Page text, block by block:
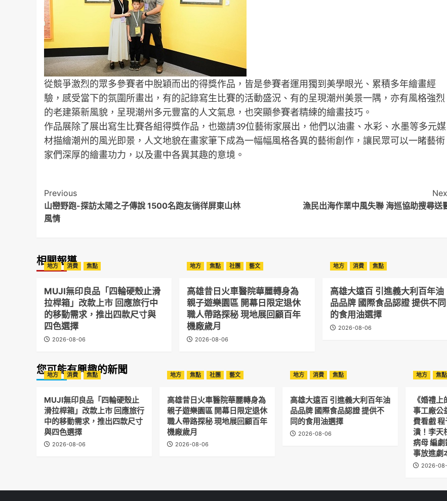
從競爭激烈的眾多參賽者中脫穎而出的得獎作品，皆是參賽者運用獨到美學眼光、累積多年繪畫經
驗，感受當下的氛圍所畫出，有的記錄寫生比賽的活動盛況、有的呈現潮州美景一隅，亦有風格強烈
的老建築新風貌，呈現潮州多元豐富的人文氣息，也突顯參賽者精練的繪畫技巧。
作品展除了展出寫生比賽各組得獎作品，也邀請39位藝術家展出，他們以油畫、水彩、水墨等多元媒
材描繪潮州的風光即景，人文地貌在畫家筆下成為一幅幅風格各異的藝術創作，讓民眾可以一睹藝術
家們深厚的繪畫功力，以及畫中各異其趣的意境。
Post
Navigation
Previous
山巒野跑-探訪太陽之子傳說 1500名跑友徜徉屏東山林
風情
漁民出海作業中風失聯 海巡協助搜尋送
相關報導
地方 消費 焦點
MUJI無印良品「四輪硬殼止滑
拉桿箱」改款上市 回應旅行中
的移動需求，推出四款尺寸與
四色選擇
2026-08-06
地方 焦點 社團 藝文
高雄昔日火車醫院華麗轉身為
親子遊樂園區 開幕日限定退休
職人帶路探秘 現地展回顧百年
機廠歲月
2026-08-06
地方 消費 焦點
高雄大遠百 引進義大利百年油
品品牌 國際食品認證 提供不同
的食用油選擇
2026-08-06
您可能有興趣的新聞
地方 消費 焦點
MUJI無印良品「四輪硬殼止
滑拉桿箱」改款上市 回應旅行
中的移動需求，推出四款尺寸
與四色選擇
2026-08-06
地方 焦點 社團 藝文
高雄昔日火車醫院華麗轉身為
親子遊樂園區 開幕日限定退休
職人帶路探秘 現地展回顧百年
機廠歲月
2026-08-06
地方 消費 焦點
高雄大遠百 引進義大利百年油
品品牌 國際食品認證 提供不
同的食用油選擇
2026-08-06
地方 焦點
《婚禮
事工廠公
費看戲
潰！李天
病母 編
事放進劇
2026-